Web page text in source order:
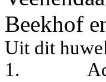
Beekhof
Uit dit
1.